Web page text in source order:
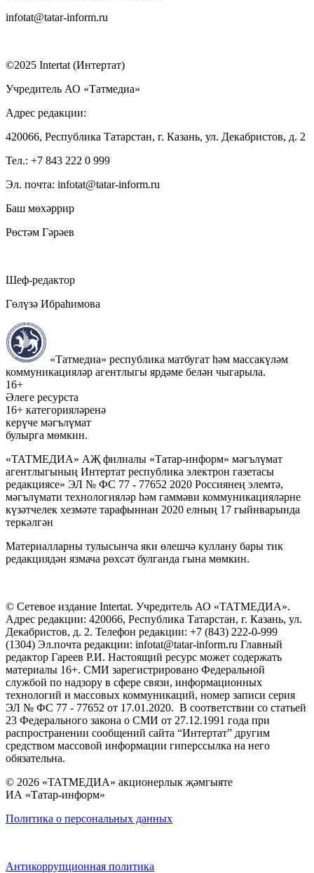
infotat@tatar-inform.ru
©2025 Intertat (Интертат)
Учредитель АО «Татмедиа»
Адрес редакции:
420066, Республика Татарстан, г. Казань, ул. Декабристов, д. 2
Тел.: +7 843 222 0 999
Эл. почта: infotat@tatar-inform.ru
Баш мөхәррир
Рөстәм Гәрәев
Шеф-редактор
Гөлүзә Ибраһимова
«Татмедиа» республика матбугат һәм массакүләм
коммуникацияләр агентлыгы ярдәме белән чыгарыла.
16+
Әлеге ресурста
16+ категорияләренә
керүче мәгълүмат
булырга мөмкин.
«ТАТМЕДИА» АҖ филиалы «Татар-информ» мәгълүмат
агентлыгының Интертат республика электрон газетасы
редакциясе» ЭЛ № ФС 77 - 77652 2020 Россиянең элемтә,
мәгълүмати технологияләр һәм гаммәви коммуникацияләрне
күзәтчелек хезмәте тарафыннан 2020 елның 17 гыйнварында
теркәлгән
Материалларны тулысынча яки өлешчә куллану бары тик
редакциядән язмача рөхсәт булганда гына мөмкин.
© Сетевое издание Intertat. Учредитель АО «ТАТМЕДИА».
Адрес редакции: 420066, Республика Татарстан, г. Казань, ул.
Декабристов, д. 2. Телефон редакции: +7 (843) 222-0-999
(1304) Эл.почта редакции: infotat@tatar-inform.ru Главный
редактор Гареев Р.И. Настоящий ресурс может содержать
материалы 16+. СМИ зарегистрировано Федеральной
службой по надзору в сфере связи, информационных
технологий и массовых коммуникаций, номер записи серия
ЭЛ № ФС 77 - 77652 от 17.01.2020. В соответствии со статьей
23 Федерального закона о СМИ от 27.12.1991 года при
распространении сообщений сайта “Интертат” другим
средством массовой информации гиперссылка на него
обязательна.
© 2026 «ТАТМЕДИА» акционерлык җәмгыяте
ИА «Татар-информ»
Политика о персональных данных
Антикоррупционная политика